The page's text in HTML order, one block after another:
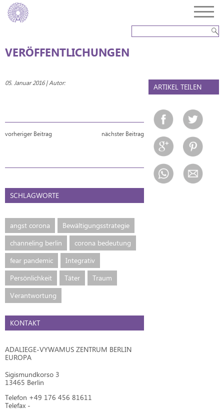
VERÖFFENTLICHUNGEN
05. Januar 2016 | Autor:
vorheriger Beitrag nächster Beitrag
SCHLAGWORTE
angst corona
Bewältigungsstrategie
channeling berlin
corona bedeutung
fear pandemic
Integrativ
Persönlichkeit
Täter
Traum
Verantwortung
KONTAKT
ADALIEGE-VYWAMUS ZENTRUM BERLIN
EUROPA
Sigismundkorso 3
13465 Berlin
Telefon +49 176 456 81611
Telefax -
ARTIKEL TEILEN